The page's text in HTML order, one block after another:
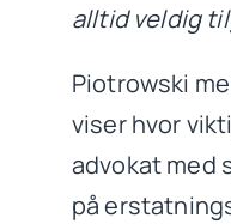
alltid veldig
Piotrowski
viser hvor
advokat med
på